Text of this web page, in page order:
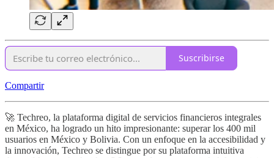
Suscribirse
Compartir
🚀 Techreo, la plataforma digital de servicios financieros integrales
en México, ha logrado un hito impresionante: superar los 400 mil
usuarios en México y Bolivia. Con un enfoque en la accesibilidad y
la innovación, Techreo se distingue por su plataforma intuitiva